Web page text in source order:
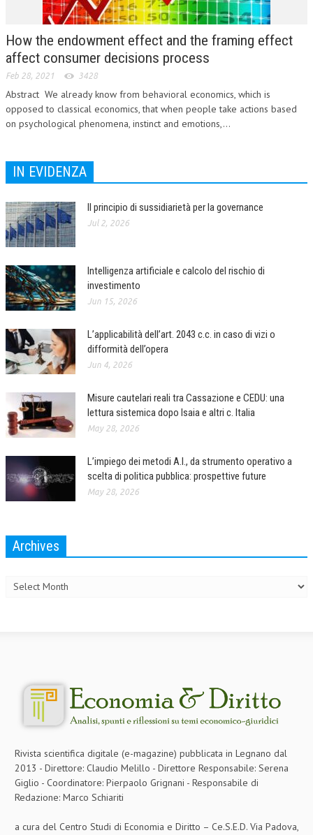
How the endowment effect and the framing effect
affect consumer decisions process
Feb 28, 2021 3428
Abstract We already know from behavioral economics, which is
opposed to classical economics, that when people take actions based
on psychological phenomena, instinct and emotions,...
IN EVIDENZA
Il principio di sussidiarietà per la governance
Jul 2, 2026
Intelligenza artificiale e calcolo del rischio di
investimento
Jun 15, 2026
L’applicabilità dell’art. 2043 c.c. in caso di vizi o
difformità dell’opera
Jun 4, 2026
Misure cautelari reali tra Cassazione e CEDU: una
lettura sistemica dopo Isaia e altri c. Italia
May 28, 2026
L’impiego dei metodi A.I., da strumento operativo a
scelta di politica pubblica: prospettive future
May 28, 2026
Archives
Rivista scientifica digitale (e-magazine) pubblicata in Legnano dal
2013 - Direttore: Claudio Melillo - Direttore Responsabile: Serena
Giglio - Coordinatore: Pierpaolo Grignani - Responsabile di
Redazione: Marco Schiariti
a cura del Centro Studi di Economia e Diritto – Ce.S.E.D. Via Padova,